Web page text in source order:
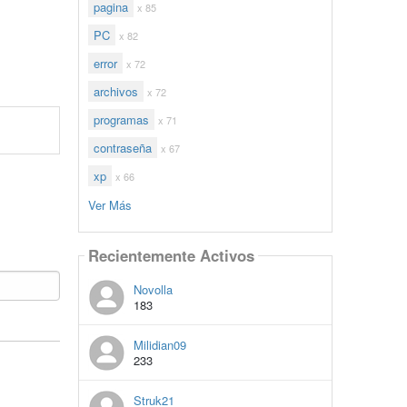
pagina x 85
PC x 82
error x 72
archivos x 72
programas x 71
contraseña x 67
xp x 66
Ver Más
Recientemente Activos
Novolla
183
Milidian09
233
Struk21